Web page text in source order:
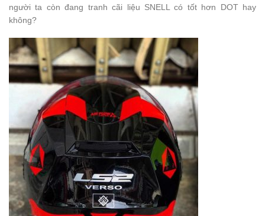
người ta còn đang tranh cãi liệu SNELL có tốt hơn DOT hay
không?